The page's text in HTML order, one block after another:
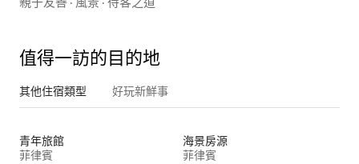
值得一訪的目的地
其他住宿類型 好玩新鮮事
青年旅館
菲律賓
海景房源
菲律賓